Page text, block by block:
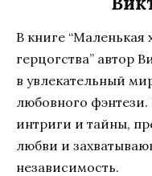
В книге “Маленькая
герцогства” автор
в увлекательный
любовного фэнтези.
интриги и тайны,
любви и
независимость.